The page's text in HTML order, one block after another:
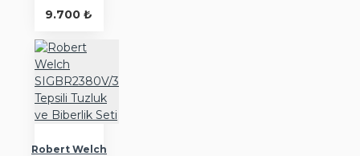
9.700 ₺
Robert Welch